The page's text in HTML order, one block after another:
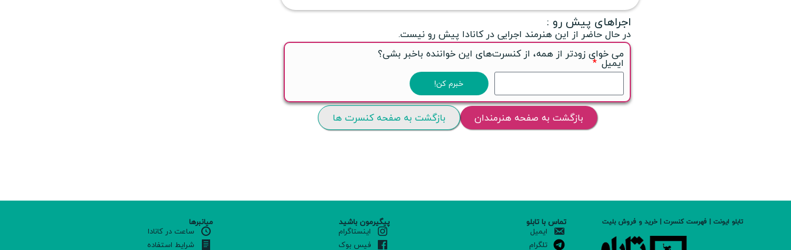
اجراهای پیش رو :
در حال حاضر از این هنرمند اجرایی در کانادا پیش رو نیست.
می خوای زودتر از همه، از کنسرت‌های این خواننده باخبر بشی؟
ایمیل
خبرم کن!
بازگشت به صفحه هنرمندان بازگشت به صفحه کنسرت ها
میانبرها
ساعت در کانادا
شرایط استفاده
پیگیرمون باشید
اینستاگرام
فیس بوک
تماس با تابلو
ایمیل
تلگرام
تابلو ایونت | فهرست کنسرت | خرید و فروش بلیت